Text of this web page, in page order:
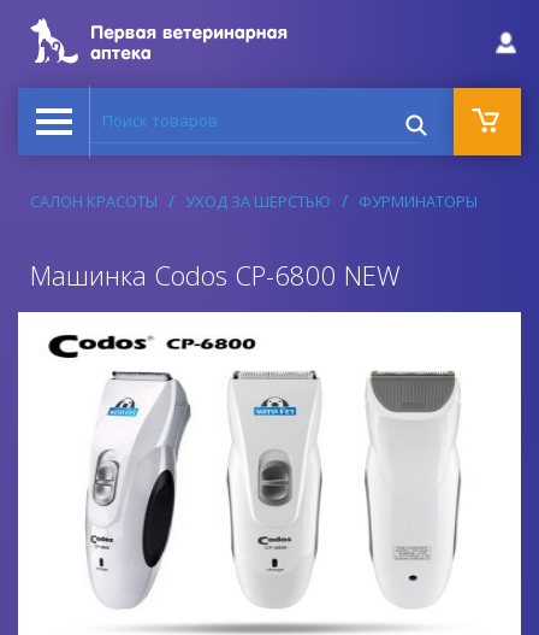
Поиск товаров
САЛОН КРАСОТЫ УХОД ЗА ШЕРСТЬЮ ФУРМИНАТОРЫ
Машинка Codos CP-6800 NEW